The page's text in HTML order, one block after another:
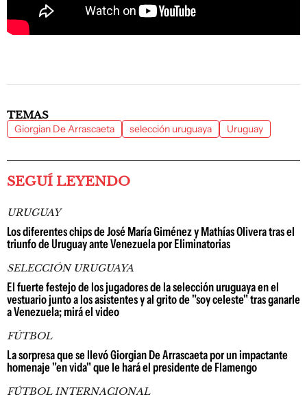
TEMAS
Giorgian De Arrascaeta selección uruguaya Uruguay
SEGUÍ LEYENDO
URUGUAY
Los diferentes chips de José María Giménez y Mathías Olivera tras el
triunfo de Uruguay ante Venezuela por Eliminatorias
SELECCIÓN URUGUAYA
El fuerte festejo de los jugadores de la selección uruguaya en el
vestuario junto a los asistentes y al grito de "soy celeste" tras ganarle
a Venezuela; mirá el video
FÚTBOL
La sorpresa que se llevó Giorgian De Arrascaeta por un impactante
homenaje "en vida" que le hará el presidente de Flamengo
FÚTBOL INTERNACIONAL